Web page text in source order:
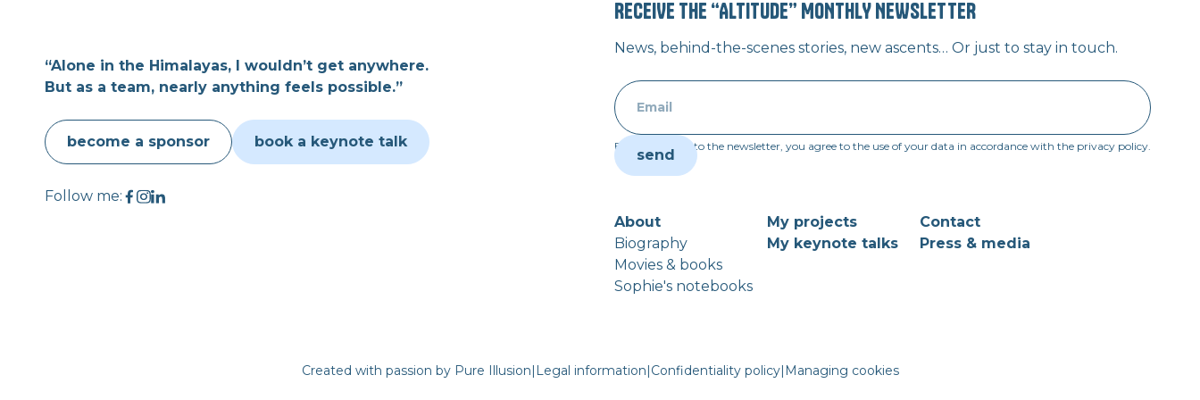
“Alone in the Himalayas, I wouldn’t get anywhere.
But as a team, nearly anything feels possible.”
become a sponsor book a keynote talk
Follow me:
RECEIVE THE “ALTITUDE” MONTHLY NEWSLETTER
News, behind-the-scenes stories, new ascents… Or just to stay in touch.
By subscribing to the newsletter, you agree to the use of your data in accordance with the privacy policy.
About
Biography
Movies & books
Sophie's notebooks
My projects
My keynote talks
Contact
Press & media
Created with passion by Pure Illusion| Legal information|Confidentiality policy| Managing cookies